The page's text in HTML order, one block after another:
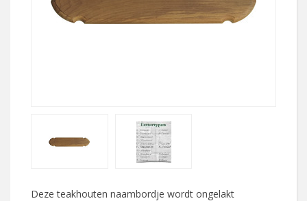
Deze teakhouten naambordje wordt ongelakt